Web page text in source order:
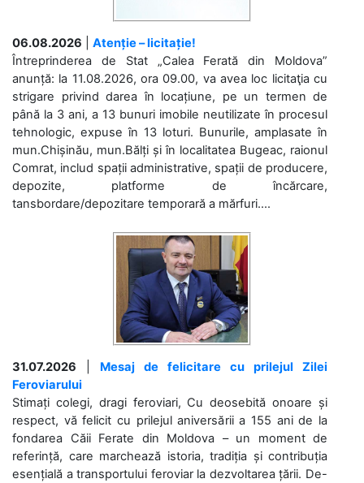
06.08.2026
Atenție – licitație!
Întreprinderea de Stat „Calea Ferată din Moldova”
anunță: la 11.08.2026, ora 09.00, va avea loc licitaţia cu
strigare privind darea în locațiune, pe un termen de
până la 3 ani, a 13 bunuri imobile neutilizate în procesul
tehnologic, expuse în 13 loturi. Bunurile, amplasate în
mun.Chișinău, mun.Bălți și în localitatea Bugeac, raionul
Comrat, includ spații administrative, spații de producere,
depozite, platforme de încărcare,
tansbordare/depozitare temporară a mărfuri....
31.07.2026
Mesaj de felicitare cu prilejul Zilei
Feroviarului
Stimați colegi, dragi feroviari, Cu deosebită onoare și
respect, vă felicit cu prilejul aniversării a 155 ani de la
fondarea Căii Ferate din Moldova – un moment de
referință, care marchează istoria, tradiția și contribuția
esențială a transportului feroviar la dezvoltarea țării. De-